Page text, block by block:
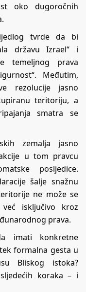
oko dugoročnih
tvrde da bi
državu Izrael“ i
temeljnog prava
Međutim,
rezolucije jasno
teritoriju, a
smatra se
zemalja jasno
u tom pravcu
posljedice.
šalje snažnu
ne može se
isključivo kroz
prava.
imati konkretne
formalna gesta u
Bliskog istoka?
koraka – i